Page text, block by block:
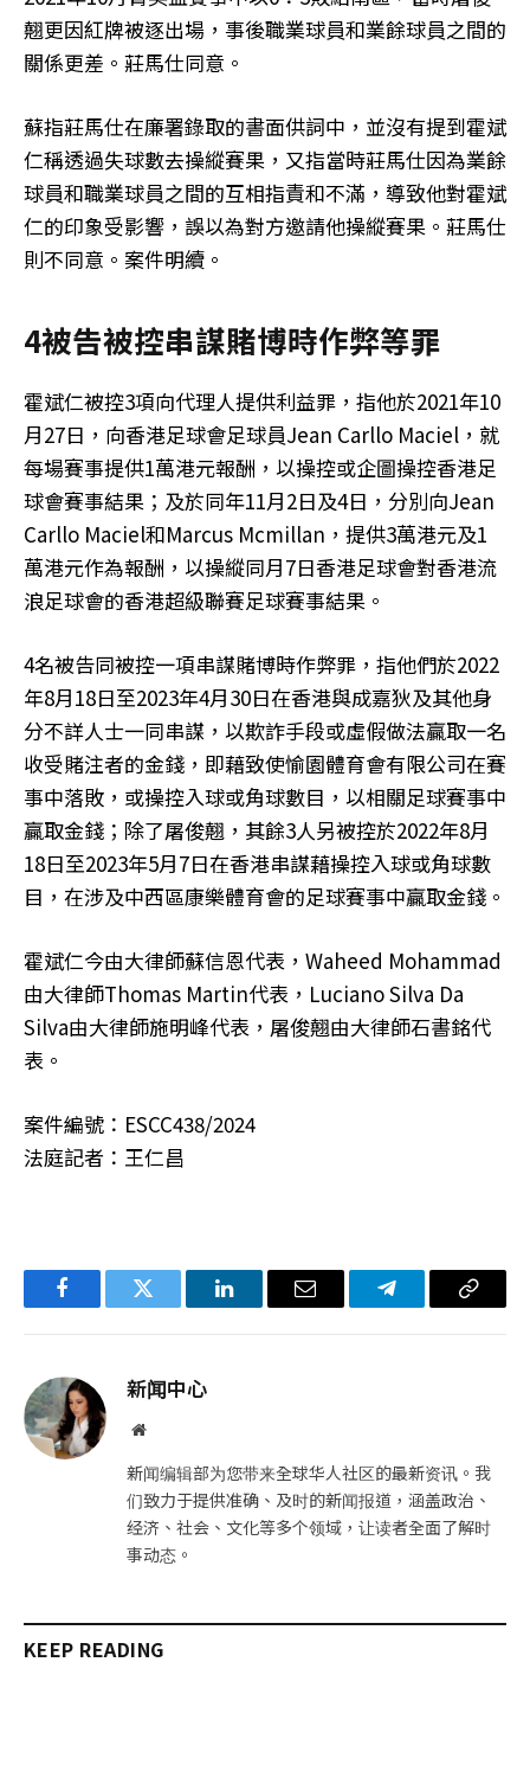
翹更因紅牌被逐出場，事後職業球員和業餘球員之間的
關係更差。莊馬仕同意。
蘇指莊馬仕在廉署錄取的書面供詞中，並沒有提到霍斌
仁稱透過失球數去操縱賽果，又指當時莊馬仕因為業餘
球員和職業球員之間的互相指責和不滿，導致他對霍斌
仁的印象受影響，誤以為對方邀請他操縱賽果。莊馬仕
則不同意。案件明續。
4被告被控串謀賭博時作弊等罪
霍斌仁被控3項向代理人提供利益罪，指他於2021年10
月27日，向香港足球會足球員Jean Carllo Maciel，就
每場賽事提供1萬港元報酬，以操控或企圖操控香港足
球會賽事結果；及於同年11月2日及4日，分別向Jean
Carllo Maciel和Marcus Mcmillan，提供3萬港元及1
萬港元作為報酬，以操縱同月7日香港足球會對香港流
浪足球會的香港超級聯賽足球賽事結果。
4名被告同被控一項串謀賭博時作弊罪，指他們於2022
年8月18日至2023年4月30日在香港與成嘉狄及其他身
分不詳人士一同串謀，以欺詐手段或虛假做法贏取一名
收受賭注者的金錢，即藉致使愉園體育會有限公司在賽
事中落敗，或操控入球或角球數目，以相關足球賽事中
贏取金錢；除了屠俊翹，其餘3人另被控於2022年8月
18日至2023年5月7日在香港串謀藉操控入球或角球數
目，在涉及中西區康樂體育會的足球賽事中贏取金錢。
霍斌仁今由大律師蘇信恩代表，Waheed Mohammad
由大律師Thomas Martin代表，Luciano Silva Da
Silva由大律師施明峰代表，屠俊翹由大律師石書銘代
表。
案件編號：ESCC438/2024
法庭記者：王仁昌
FacebookTwitter LinkedIn电
Telegram复
新闻中心
网
新闻编辑部为您带来全球华人社区的最新资讯。我
们致力于提供准确、及时的新闻报道，涵盖政治、
经济、社会、文化等多个领域，让读者全面了解时
事动态。
KEEP READING